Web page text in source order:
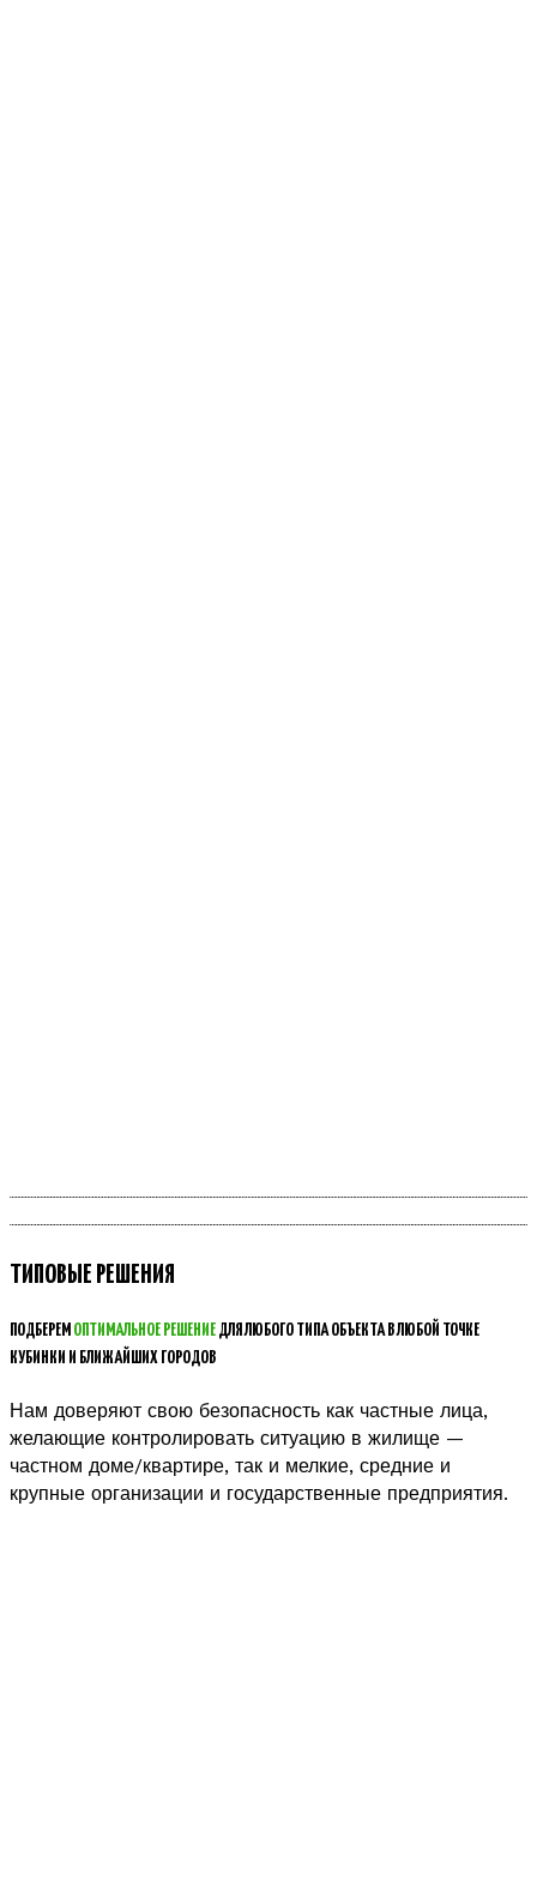
ТИПОВЫЕ РЕШЕНИЯ
ПОДБЕРЕМ ОПТИМАЛЬНОЕ РЕШЕНИЕ ДЛЯ ЛЮБОГО ТИПА ОБЪЕКТА В ЛЮБОЙ ТОЧКЕ
КУБИНКИ И БЛИЖАЙШИХ ГОРОДОВ
Нам доверяют свою безопасность как частные лица,
желающие контролировать ситуацию в жилище —
частном доме/квартире, так и мелкие, средние и
крупные организации и государственные предприятия.